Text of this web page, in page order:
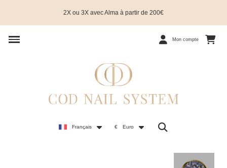
2X ou 3X avec Alma à partir de 200€
Mon compte
Français € Euro